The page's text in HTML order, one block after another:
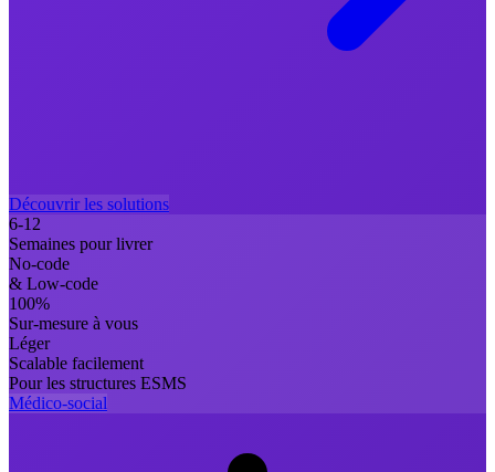
Découvrir les solutions
6-12
Semaines pour livrer
No-code
& Low-code
100%
Sur-mesure à vous
Léger
Scalable facilement
Pour les structures ESMS
Médico-social